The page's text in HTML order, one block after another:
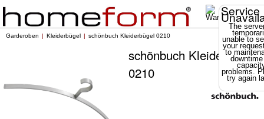
Service
The
unable to
your
to
problems.
try again
Garderoben Kleiderbügel schönbuch Kleiderbügel 0210
schönbuch Kleiderbügel
0210